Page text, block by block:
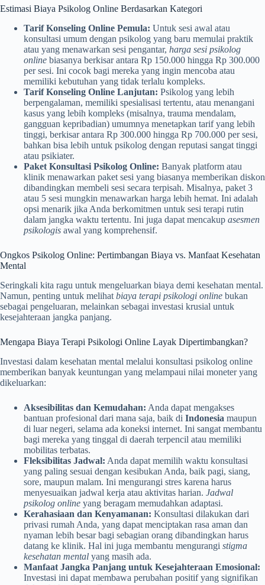
Estimasi Biaya Psikolog Online Berdasarkan Kategori
Tarif Konseling Online Pemula: Untuk sesi awal atau
konsultasi umum dengan psikolog yang baru memulai praktik
atau yang menawarkan sesi pengantar, harga sesi psikolog
online biasanya berkisar antara Rp 150.000 hingga Rp 300.000
per sesi. Ini cocok bagi mereka yang ingin mencoba atau
memiliki kebutuhan yang tidak terlalu kompleks.
Tarif Konseling Online Lanjutan: Psikolog yang lebih
berpengalaman, memiliki spesialisasi tertentu, atau menangani
kasus yang lebih kompleks (misalnya, trauma mendalam,
gangguan kepribadian) umumnya menetapkan tarif yang lebih
tinggi, berkisar antara Rp 300.000 hingga Rp 700.000 per sesi,
bahkan bisa lebih untuk psikolog dengan reputasi sangat tinggi
atau psikiater.
Paket Konsultasi Psikolog Online: Banyak platform atau
klinik menawarkan paket sesi yang biasanya memberikan diskon
dibandingkan membeli sesi secara terpisah. Misalnya, paket 3
atau 5 sesi mungkin menawarkan harga lebih hemat. Ini adalah
opsi menarik jika Anda berkomitmen untuk sesi terapi rutin
dalam jangka waktu tertentu. Ini juga dapat mencakup asesmen
psikologis awal yang komprehensif.
Ongkos Psikolog Online: Pertimbangan Biaya vs. Manfaat Kesehatan
Mental
Seringkali kita ragu untuk mengeluarkan biaya demi kesehatan mental.
Namun, penting untuk melihat biaya terapi psikologi online bukan
sebagai pengeluaran, melainkan sebagai investasi krusial untuk
kesejahteraan jangka panjang.
Mengapa Biaya Terapi Psikologi Online Layak Dipertimbangkan?
Investasi dalam kesehatan mental melalui konsultasi psikolog online
memberikan banyak keuntungan yang melampaui nilai moneter yang
dikeluarkan:
Aksesibilitas dan Kemudahan: Anda dapat mengakses
bantuan profesional dari mana saja, baik di Indonesia maupun
di luar negeri, selama ada koneksi internet. Ini sangat membantu
bagi mereka yang tinggal di daerah terpencil atau memiliki
mobilitas terbatas.
Fleksibilitas Jadwal: Anda dapat memilih waktu konsultasi
yang paling sesuai dengan kesibukan Anda, baik pagi, siang,
sore, maupun malam. Ini mengurangi stres karena harus
menyesuaikan jadwal kerja atau aktivitas harian. Jadwal
psikolog online yang beragam memudahkan adaptasi.
Kerahasiaan dan Kenyamanan: Konsultasi dilakukan dari
privasi rumah Anda, yang dapat menciptakan rasa aman dan
nyaman lebih besar bagi sebagian orang dibandingkan harus
datang ke klinik. Hal ini juga membantu mengurangi stigma
kesehatan mental yang masih ada.
Manfaat Jangka Panjang untuk Kesejahteraan Emosional:
Investasi ini dapat membawa perubahan positif yang signifikan